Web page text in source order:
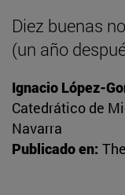
Diez buenas
(un año
Ignacio López-
Catedrático de
Navarra
Publicado en: